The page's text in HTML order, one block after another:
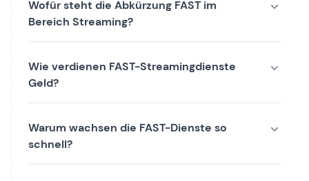
Wofür steht die Abkürzung FAST im
Bereich Streaming?
Wie verdienen FAST-Streamingdienste
Geld?
Warum wachsen die FAST-Dienste so
schnell?